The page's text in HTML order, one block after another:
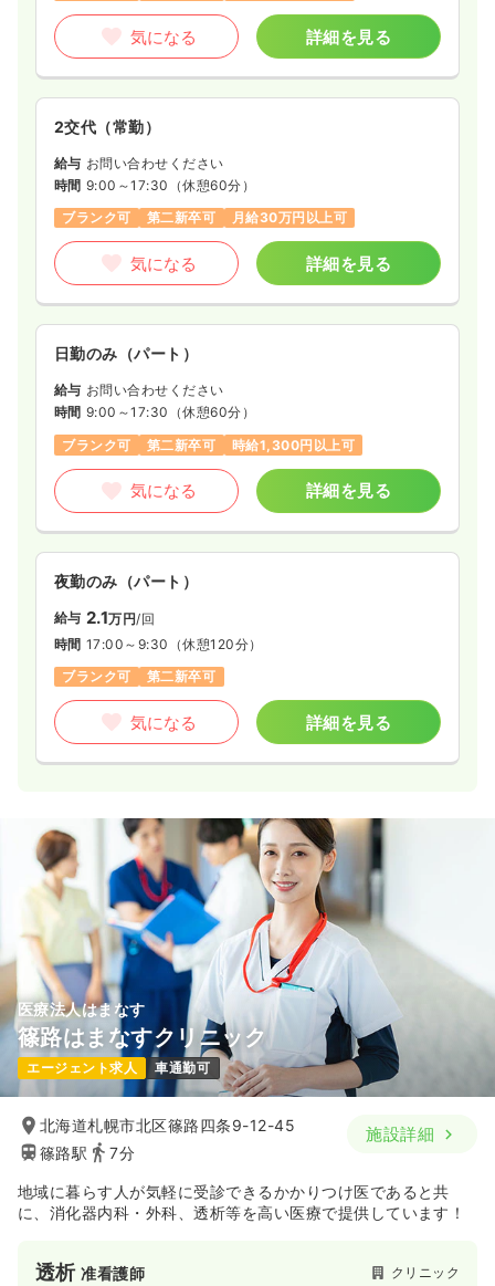
気になる 詳細を見る
2交代（常勤）
給与 お問い合わせください
時間 9:00～17:30 （休憩60分）
ブランク可
第二新卒可 月給30万円以上可
気になる 詳細を見る
日勤のみ（パート）
給与 お問い合わせください
時間 9:00～17:30 （休憩60分）
ブランク可
第二新卒可 時給1,300円以上可
気になる 詳細を見る
夜勤のみ（パート）
給与 2.1万円/回
時間 17:00～9:30 （休憩120分）
ブランク可
第二新卒可
気になる 詳細を見る
医療法人はまなす
篠路はまなすクリニック
エージェント求人 車通勤可
北海道札幌市北区篠路四条9-12-45
篠路駅
7分
施設詳細
地域に暮らす人が気軽に受診できるかかりつけ医であると共
に、消化器内科・外科、透析等を高い医療で提供しています！
透析准看護師 クリニック